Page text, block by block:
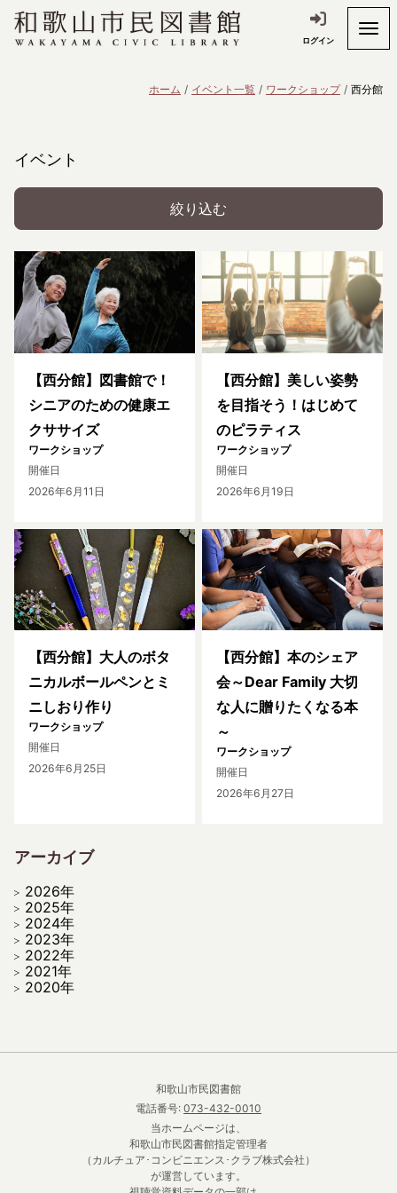
ログイン
ホーム イベント一覧 ワークショップ 西分館
イベント
絞り込む
【西分館】図書館で！
シニアのための健康エ
クササイズ
ワークショップ
開催日
2026年6月11日
【西分館】美しい姿勢
を目指そう！はじめて
のピラティス
ワークショップ
開催日
2026年6月19日
【西分館】大人のボタ
ニカルボールペンとミ
ニしおり作り
ワークショップ
開催日
2026年6月25日
【西分館】本のシェア
会～Dear Family 大切
な人に贈りたくなる本
～
ワークショップ
開催日
2026年6月27日
アーカイブ
2026年
2025年
2024年
2023年
2022年
2021年
2020年
和歌山市民図書館
電話番号: 073-432-0010
当ホームページは、
和歌山市民図書館指定管理者
（カルチュア･コンビニエンス･クラブ株式会社）
が運営しています。